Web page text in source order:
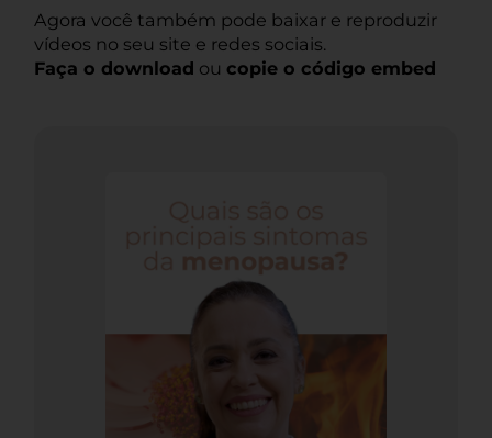
Agora você também pode baixar e reproduzir
vídeos no seu site e redes sociais.
Faça o download ou copie o código embed